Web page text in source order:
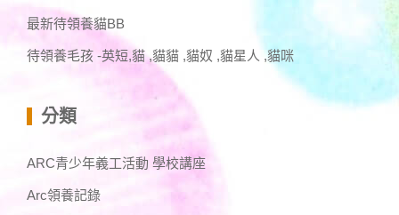
最新待領養貓BB
待領養毛孩 -英短,貓 ,貓貓 ,貓奴 ,貓星人 ,貓咪
分類
ARC青少年義工活動 學校講座
Arc領養記錄